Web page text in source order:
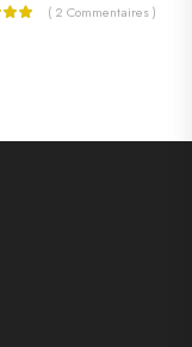
( 2 Commentaires )